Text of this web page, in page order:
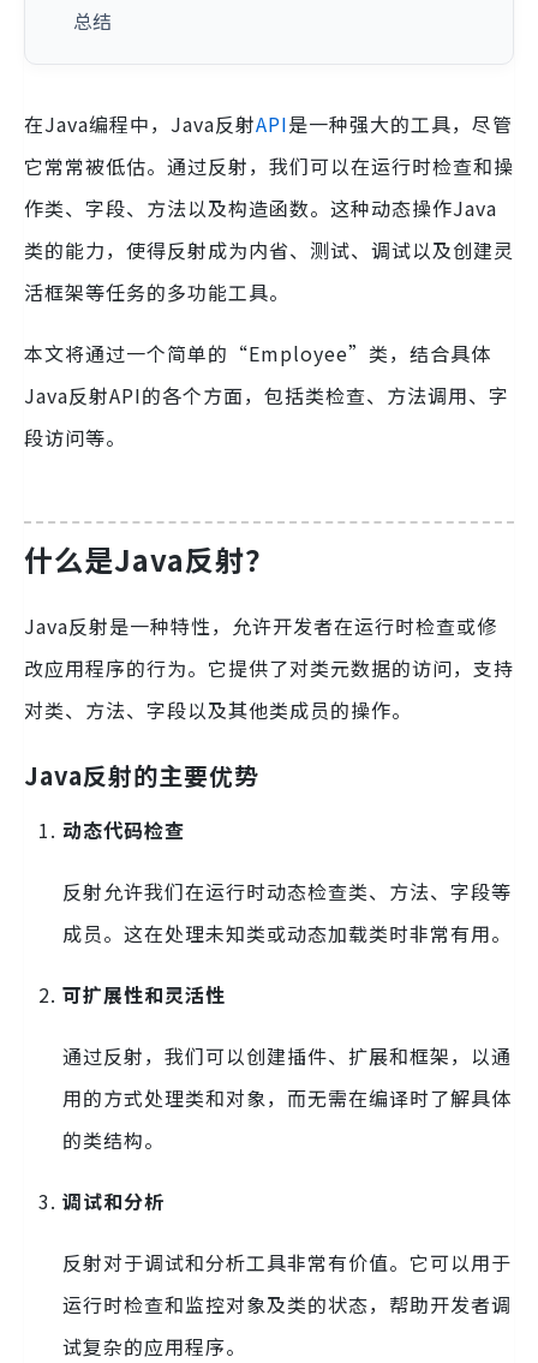
总结
在Java编程中，Java反射API是一种强大的工具，尽管
它常常被低估。通过反射，我们可以在运行时检查和操
作类、字段、方法以及构造函数。这种动态操作Java
类的能力，使得反射成为内省、测试、调试以及创建灵
活框架等任务的多功能工具。
本文将通过一个简单的“Employee”类，结合具体
Java反射API的各个方面，包括类检查、方法调用、字
段访问等。
什么是Java反射？
Java反射是一种特性，允许开发者在运行时检查或修
改应用程序的行为。它提供了对类元数据的访问，支持
对类、方法、字段以及其他类成员的操作。
Java反射的主要优势
动态代码检查
反射允许我们在运行时动态检查类、方法、字段等
成员。这在处理未知类或动态加载类时非常有用。
可扩展性和灵活性
通过反射，我们可以创建插件、扩展和框架，以通
用的方式处理类和对象，而无需在编译时了解具体
的类结构。
调试和分析
反射对于调试和分析工具非常有价值。它可以用于
运行时检查和监控对象及类的状态，帮助开发者调
试复杂的应用程序。